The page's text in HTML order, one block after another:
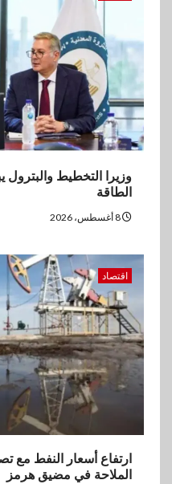
يورو
2026
وزيرا التخطيط والبترول
الطاقة
اقتصاد
ارتفاع أسعار النفط مع
الملاحة في مضيق هرمز